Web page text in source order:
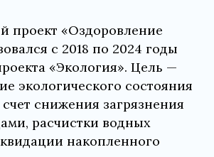
проект «Оздоровление
с 2018 по 2024 годы
«Экология». Цель —
экологического состояния
снижения загрязнения
расчистки водных
накопленного